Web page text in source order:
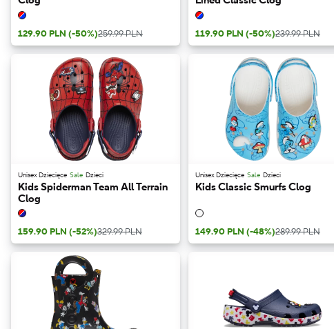
129.90 PLN (-50%)259.99 PLN 119.90 PLN (-50%)239.99 PLN
Unisex Dziecięce Sale Dzieci
Kids Spiderman Team All Terrain
Clog
159.90 PLN (-52%)329.99 PLN
Unisex Dziecięce Sale Dzieci
Kids Classic Smurfs Clog
149.90 PLN (-48%)289.99 PLN